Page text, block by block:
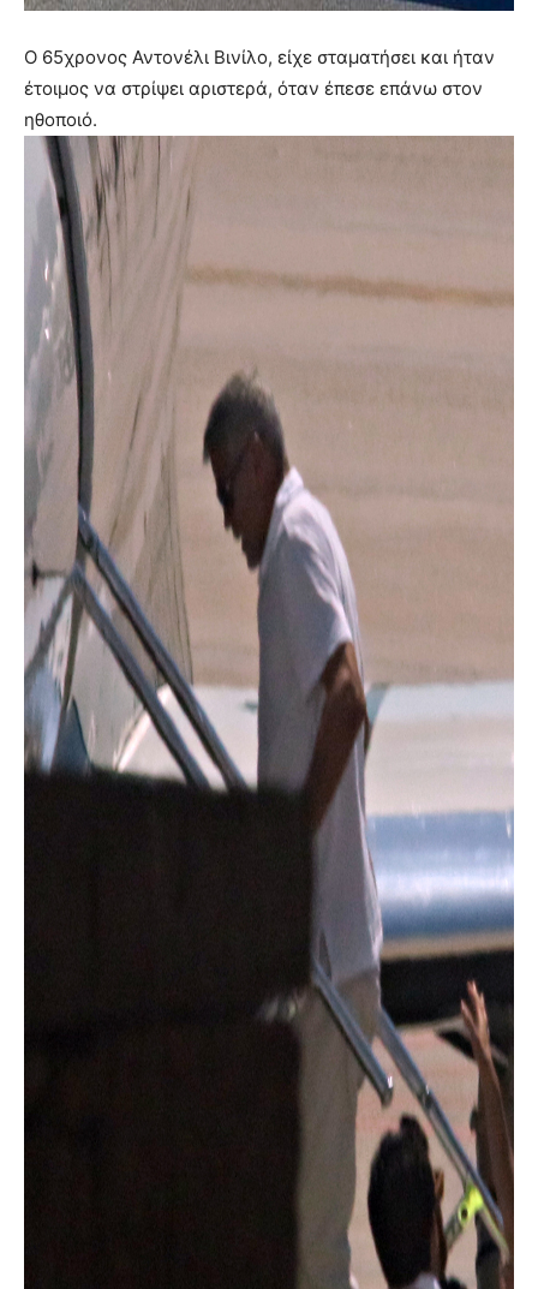
Ο 65χρονος Αντονέλι Βινίλο, είχε σταματήσει και ήταν
έτοιμος να στρίψει αριστερά, όταν έπεσε επάνω στον
ηθοποιό.